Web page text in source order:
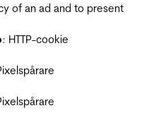
of an ad and to present
: HTTP-cookie